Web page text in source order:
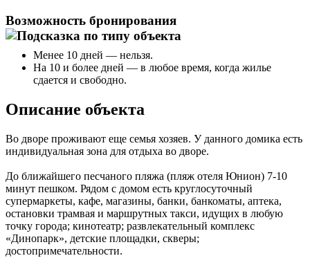
Возможность бронирования
Менее 10 дней — нельзя.
На 10 и более дней — в любое время, когда жилье
сдается и свободно.
Описание объекта
Во дворе проживают еще семья хозяев. У данного домика есть
индивидуальная зона для отдыха во дворе.
До ближайшего песчаного пляжа (пляж отеля Юнион) 7-10
минут пешком. Рядом с домом есть круглосуточный
супермаркеты, кафе, магазины, банки, банкоматы, аптека,
остановки трамвая и маршрутных такси, идущих в любую
точку города; кинотеатр; развлекательный комплекс
«Динопарк», детские площадки, скверы;
достопримечательности.